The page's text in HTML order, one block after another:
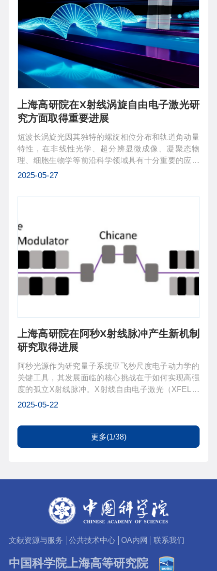
上海高研院在X射线涡旋自由电子激光研
究方面取得重要进展
短波长涡旋光因其独特的螺旋相位分布和轨道角动量
特性，在非线性光学、超分辨显微成像、凝聚态物
理、细胞生物学等前沿科学领域具有十分重要的应用
前景。然而，受限于现有的技术瓶颈，如何产生高亮
是亟待解决的难题。近期，中国科学院...
2025-05-27
上海高研院在阿秒X射线脉冲产生新机制
研究取得进展
阿秒光源作为研究量子系统亚飞秒尺度电子动力学的
关键工具，其发展面临的核心挑战在于如何实现高强
度的孤立X射线脉冲。X射线自由电子激光（XFEL）
是一种基于电子直线加速器的先进光源，能够产生超
（ESASE，Enhanced Self-Amplified Spontane...
2025-05-22
更多(1/38)
文献资源与服务 公共技术中心 OA内网 联系我们
中国科学院上海高等研究院